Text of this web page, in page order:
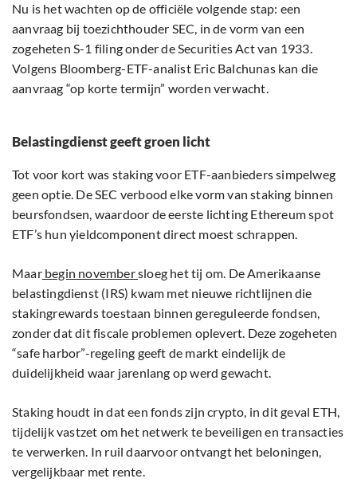
Nu is het wachten op de officiële volgende stap: een
aanvraag bij toezichthouder SEC, in de vorm van een
zogeheten S-1 filing onder de Securities Act van 1933.
Volgens Bloomberg-ETF-analist Eric Balchunas kan die
aanvraag “op korte termijn” worden verwacht.
Belastingdienst geeft groen licht
Tot voor kort was staking voor ETF-aanbieders simpelweg
geen optie. De SEC verbood elke vorm van staking binnen
beursfondsen, waardoor de eerste lichting Ethereum spot
ETF’s hun yieldcomponent direct moest schrappen.
Maarbegin novembersloeg het tij om. De Amerikaanse
belastingdienst (IRS) kwam met nieuwe richtlijnen die
stakingrewards toestaan binnen gereguleerde fondsen,
zonder dat dit fiscale problemen oplevert. Deze zogeheten
“safe harbor”-regeling geeft de markt eindelijk de
duidelijkheid waar jarenlang op werd gewacht.
Staking houdt in dat een fonds zijn crypto, in dit geval ETH,
tijdelijk vastzet om het netwerk te beveiligen en transacties
te verwerken. In ruil daarvoor ontvangt het beloningen,
vergelijkbaar met rente.